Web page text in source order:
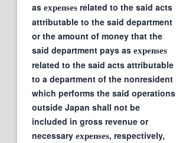
as expenses related to the said acts
attributable to the said department
or the amount of money that the
said department pays as expenses
related to the said acts attributable
to a department of the nonresident
which performs the said operations
outside Japan shall not be
included in gross revenue or
necessary expenses, respectively,